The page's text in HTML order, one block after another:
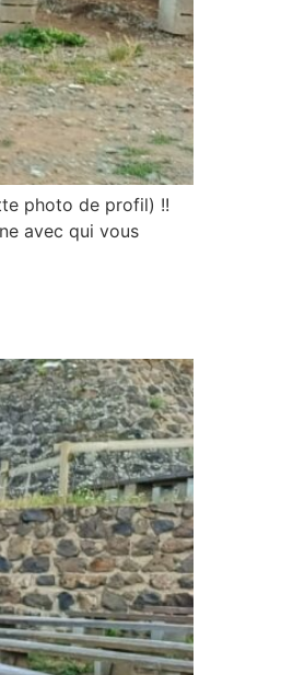
photo de profil) !!
avec qui vous